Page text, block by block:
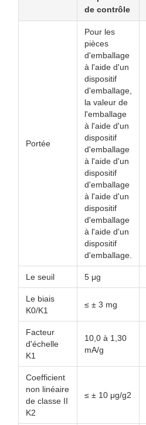
de contrôle
Portée
Pour les
pièces
d'emballage
à l'aide d'un
dispositif
d'emballage,
la valeur de
l'emballage
à l'aide d'un
dispositif
d'emballage
à l'aide d'un
dispositif
d'emballage
à l'aide d'un
dispositif
d'emballage
à l'aide d'un
dispositif
d'emballage.
Le seuil 5 μg
Le biais
K0/K1
≤ ± 3 mg
Facteur
d'échelle
K1
10,0 à 1,30
mA/g
Coefficient
non linéaire
de classe II
K2
≤ ± 10 μg/g2